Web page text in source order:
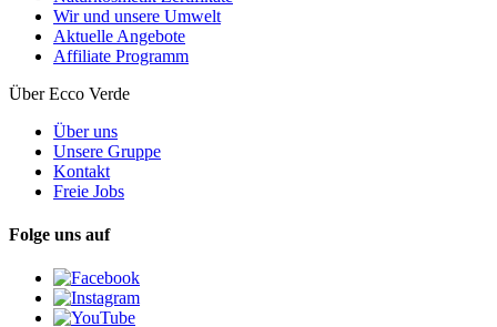
Wir und unsere Umwelt
Aktuelle Angebote
Affiliate Programm
Über Ecco Verde
Über uns
Unsere Gruppe
Kontakt
Freie Jobs
Folge uns auf